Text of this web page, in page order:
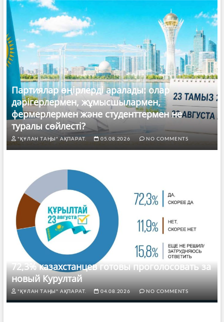
Партиялар өңірлерді аралады: олар
дәрігерлермен, жұмысшылармен,
фермерлермен және студенттермен не
туралы сөйлесті?
"ҚҰЛАН ТАҢЫ" АҚПАРАТ. 05.08.2026 NO COMMENTS
72,3% казахстанцев готовы проголосовать за
новый Курултай
"ҚҰЛАН ТАҢЫ" АҚПАРАТ. 04.08.2026 NO COMMENTS